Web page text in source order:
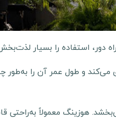
دور، استفاده را بسیار
می‌کند و طول عمر آن را
هوزینگ معمولاً به‌راحتی